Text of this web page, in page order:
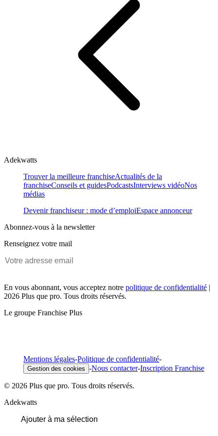
Adekwatts
Trouver la meilleure franchiseActualités de la
franchiseConseils et guidesPodcastsInterviews vidéoNos
médias
Devenir franchiseur : mode d’emploiEspace annonceur
Abonnez-vous à la newsletter
Renseignez votre mail
En vous abonnant, vous acceptez notre politique de confidentialité |
2026 Plus que pro. Tous droits réservés.
Le groupe Franchise Plus
Mentions légales-Politique de confidentialité-
Gestion des cookies -Nous contacter-Inscription Franchise
© 2026 Plus que pro. Tous droits réservés.
Adekwatts
Ajouter à ma sélection